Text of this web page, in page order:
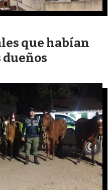
que habían
dueños